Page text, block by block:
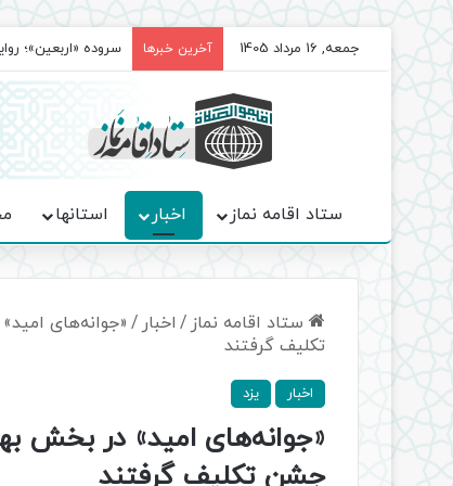
جمعه, 16 مرداد 1405 آخرین خبرها سروده‌ «اربعین»؛
ستاد اقامه نماز اخبار استانها
ستاد اقامه نماز / اخبار / «جوانه‌های
تکلیف گرفتند
اخبار یزد
«جوانه‌های امید» در بخش
جشن تکلیف گرفتند